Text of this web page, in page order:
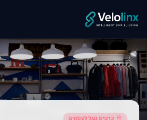
כרטיס גוגל לעסקים